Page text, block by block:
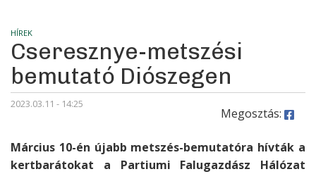
HÍREK
Cseresznye-metszési
bemutató Diószegen
2023.03.11 - 14:25
Megosztás:
Március 10-én újabb metszés-bemutatóra hívták a
kertbarátokat a Partiumi Falugazdász Hálózat